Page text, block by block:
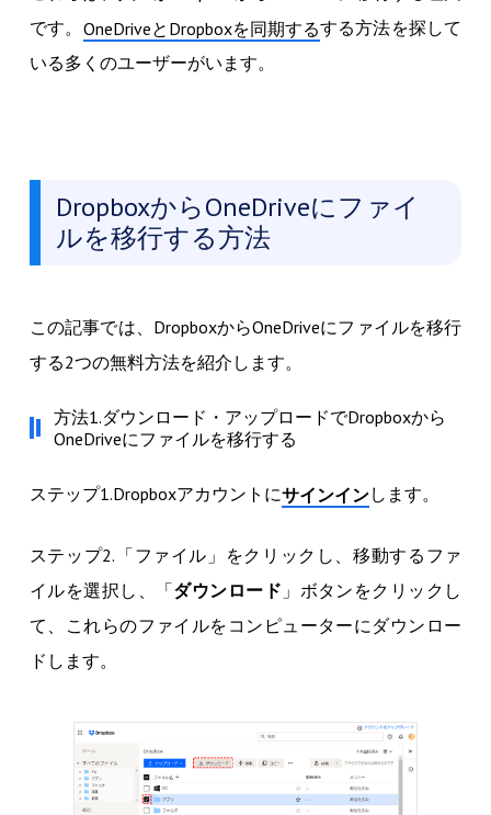
です。 OneDriveとDropboxを同期するする方法を探して
いる多くのユーザーがいます。
DropboxからOneDriveにファイ
ルを移行する方法
この記事では、DropboxからOneDriveにファイルを移行
する2つの無料方法を紹介します。
方法1.ダウンロード・アップロードでDropboxから
OneDriveにファイルを移行する
ステップ1.Dropboxアカウントにサインインします。
ステップ2.「ファイル」をクリックし、移動するファ
イルを選択し、「ダウンロード 」ボタンをクリックし
て、これらのファイルをコンピューターにダウンロー
ドします。